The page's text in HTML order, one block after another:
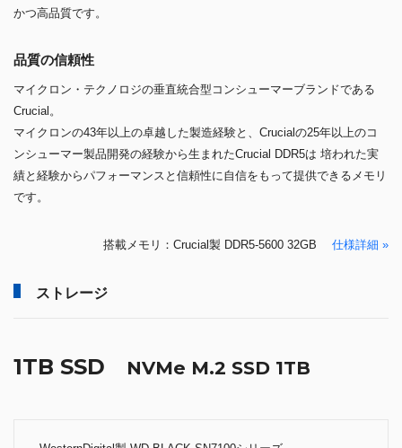
かつ高品質です。
品質の信頼性
マイクロン・テクノロジの垂直統合型コンシューマーブランドである
Crucial。
マイクロンの43年以上の卓越した製造経験と、Crucialの25年以上のコ
ンシューマー製品開発の経験から生まれたCrucial DDR5は 培われた実
績と経験からパフォーマンスと信頼性に自信をもって提供できるメモリ
です。
搭載メモリ：Crucial製 DDR5-5600 32GB 仕様詳細 »
ストレージ
1TB SSD NVMe M.2 SSD 1TB